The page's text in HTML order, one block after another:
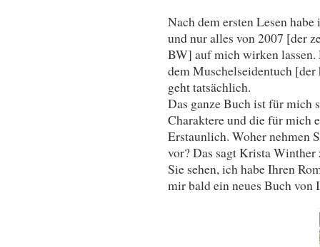
Nach dem ersten Lesen
und nur alles von 2007 [der
BW] auf mich wirken lassen.
dem Muschelseidentuch
geht tatsächlich.
Das ganze Buch ist für mich
Charaktere und die für mich
Erstaunlich. Woher nehmen
vor? Das sagt Krista
Sie sehen, ich habe Ihren
mir bald ein neues Buch von